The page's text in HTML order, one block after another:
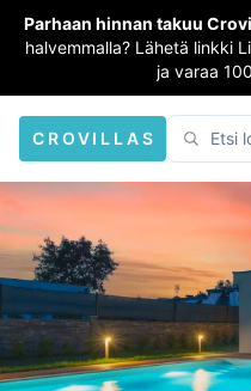
Parhaan hinnan takuu
halvemmalla? Lähetä linkki
ja varaa
CROVILLAS